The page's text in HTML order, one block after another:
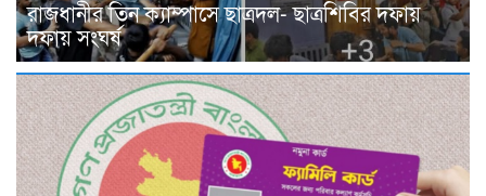
রাজধানীর তিন ক্যাম্পাসে ছাত্রদল- ছাত্রশিবির দফায়
দফায় সংঘর্ষ